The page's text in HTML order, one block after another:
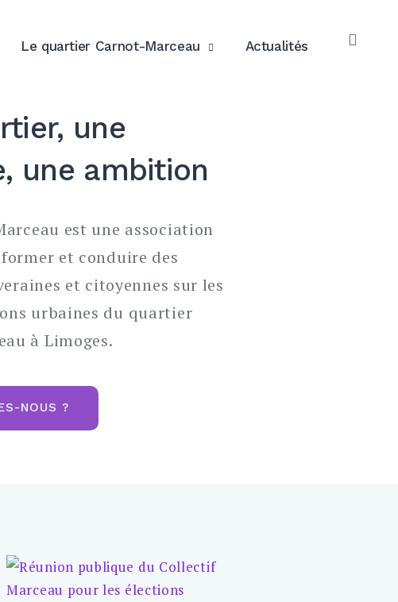
Le quartier Carnot-Marceau Actualités
une
une ambition
est une association
et conduire des
et citoyennes sur les
urbaines du quartier
à Limoges.
NOUS ?